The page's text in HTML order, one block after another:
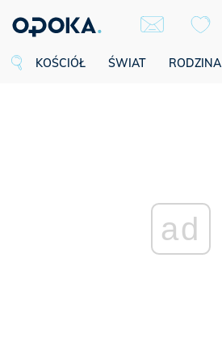
KOŚCIÓŁ ŚWIAT RODZINA
ad